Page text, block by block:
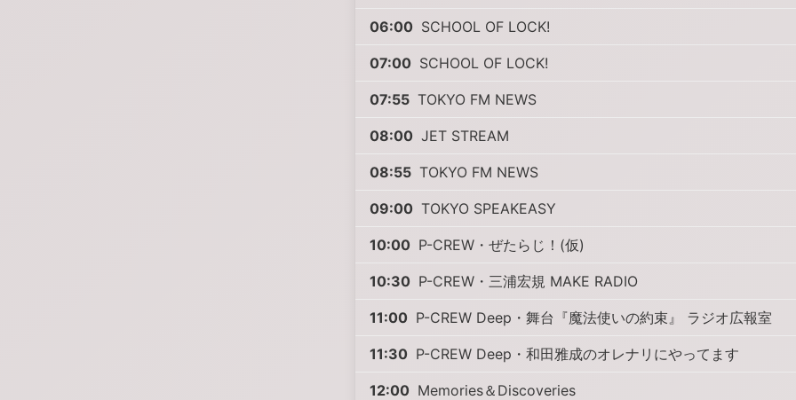
06:00 SCHOOL OF LOCK!
07:00 SCHOOL OF LOCK!
07:55 TOKYO FM NEWS
08:00 JET STREAM
08:55 TOKYO FM NEWS
09:00 TOKYO SPEAKEASY
10:00 P-CREW・ぜたらじ！(仮)
10:30 P-CREW・三浦宏規 MAKE RADIO
11:00 P-CREW Deep・舞台『魔法使いの約束』 ラジオ広報室
11:30 P-CREW Deep・和田雅成のオレナリにやってます
12:00 Memories＆Discoveries